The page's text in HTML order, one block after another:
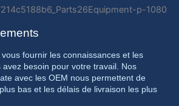
fournir les connaissances et les
besoin pour votre travail. Nos
avec les OEM nous permettent de
bas et les délais de livraison les plus